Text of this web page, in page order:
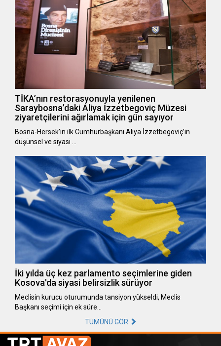
TİKA’nın restorasyonuyla yenilenen
Saraybosna’daki Aliya İzzetbegoviç Müzesi
ziyaretçilerini ağırlamak için gün sayıyor
Bosna-Hersek’in ilk Cumhurbaşkanı Aliya İzzetbegoviç’in
düşünsel ve siyasi …
İki yılda üç kez parlamento seçimlerine giden
Kosova'da siyasi belirsizlik sürüyor
Meclisin kurucu oturumunda tansiyon yükseldi, Meclis
Başkanı seçimi için ek süre…
TÜMÜNÜ GÖR